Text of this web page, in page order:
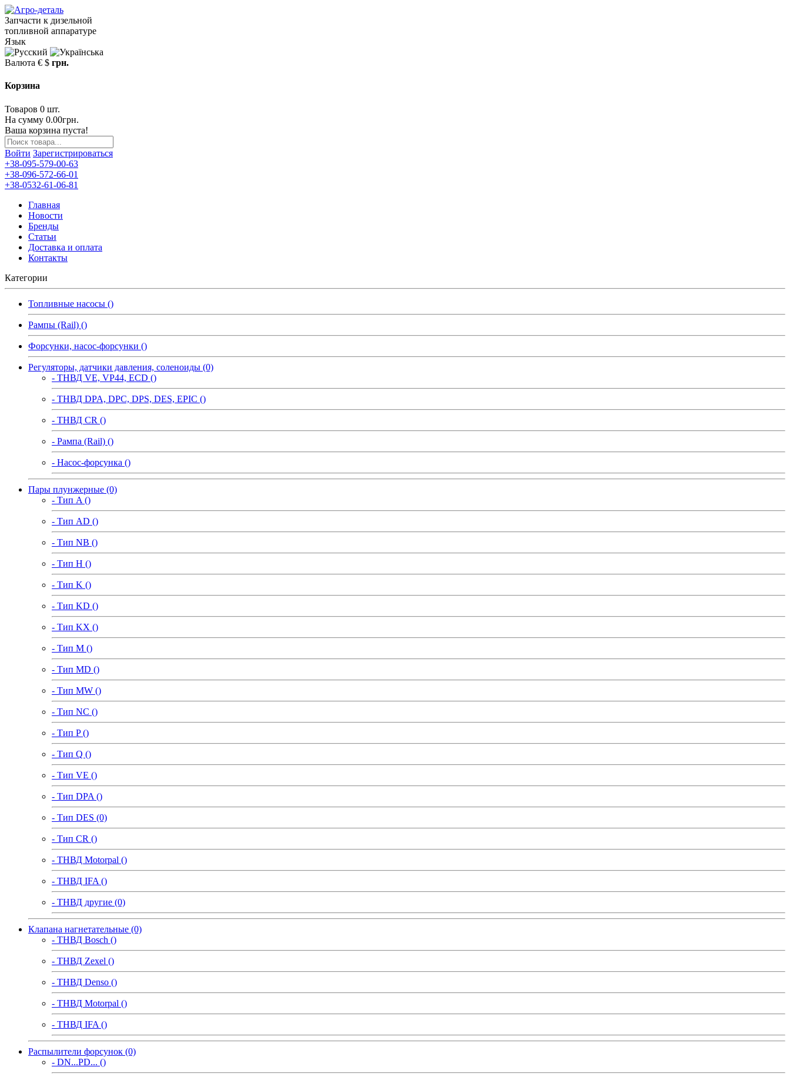
Запчасти к дизельной
топливной аппаратуре
Язык
Валюта € $ грн.
Корзина
Товаров 0 шт.
На сумму 0.00грн.
Ваша корзина пуста!
Войти Зарегистрироваться
+38-095-579-00-63
+38-096-572-66-01
+38-0532-61-06-81
Главная
Новости
Бренды
Статьи
Доставка и оплата
Контакты
Категории
Топливные насосы ()
Рампы (Rail) ()
Форсунки, насос-форсунки ()
Регуляторы, датчики давления, соленоиды (0)
- ТНВД VE, VP44, ECD ()
- ТНВД DPA, DPC, DPS, DES, EPIC ()
- ТНВД CR ()
- Рампа (Rail) ()
- Насос-форсунка ()
Пары плунжерные (0)
- Тип A ()
- Тип AD ()
- Тип NB ()
- Тип H ()
- Тип K ()
- Тип KD ()
- Тип KX ()
- Тип M ()
- Тип MD ()
- Тип MW ()
- Тип NC ()
- Тип P ()
- Тип Q ()
- Тип VE ()
- Тип DPA ()
- Тип DES (0)
- Тип CR ()
- ТНВД Motorpal ()
- ТНВД IFA ()
- ТНВД другие (0)
Клапана нагнетательные (0)
- ТНВД Bosch ()
- ТНВД Zexel ()
- ТНВД Denso ()
- ТНВД Motorpal ()
- ТНВД IFA ()
Распылители форсунок (0)
- DN...PD... ()